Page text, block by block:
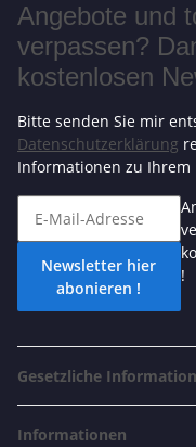
Angebote und
verpassen?
kostenlosen
Bitte senden Sie mir
Datenschutzerklärung
Informationen zu
Newsletter hier
abonieren !
!
Gesetzliche
Informationen